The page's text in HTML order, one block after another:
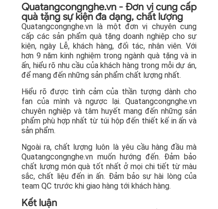
Quatangcongnghe.vn - Đơn vị cung cấp
quà tặng sự kiện đa dạng, chất lượng
Quatangcongnghe.vn là một đơn vị chuyên cung
cấp các sản phẩm quà tặng doanh nghiệp cho sự
kiện, ngày Lễ, khách hàng, đối tác, nhân viên. Với
hơn 9 năm kinh nghiệm trong ngành quà tặng và in
ấn, hiểu rõ nhu cầu của khách hàng trong mỗi dự án,
để mang đến những sản phẩm chất lượng nhất.
Hiểu rõ được tình cảm của thần tượng dành cho
fan của mình và ngược lại. Quatangcongnghe.vn
chuyên nghiệp và tâm huyết mang đến những sản
phẩm phù hợp nhất từ túi hộp đến thiết kế in ấn và
sản phẩm.
Ngoài ra, chất lượng luôn là yêu cầu hàng đầu mà
Quatangcongnghe.vn muốn hướng đến. Đảm bảo
chất lượng món quà tốt nhất ở mọi chi tiết từ màu
sắc, chất liệu đến in ấn. Đảm bảo sự hài lòng của
team QC trước khi giao hàng tới khách hàng.
Kết luận